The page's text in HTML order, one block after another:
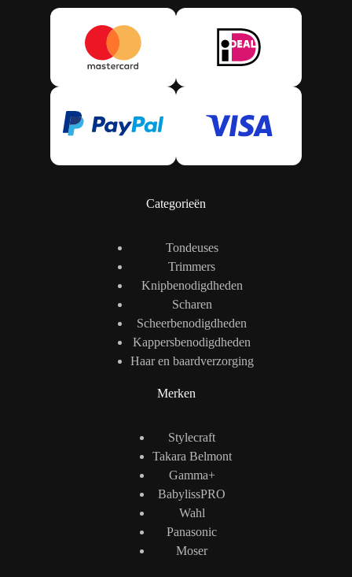
Categorieën
Tondeuses
Trimmers
Knipbenodigdheden
Scharen
Scheerbenodigdheden
Kappersbenodigdheden
Haar en baardverzorging
Merken
Stylecraft
Takara Belmont
Gamma+
BabylissPRO
Wahl
Panasonic
Moser